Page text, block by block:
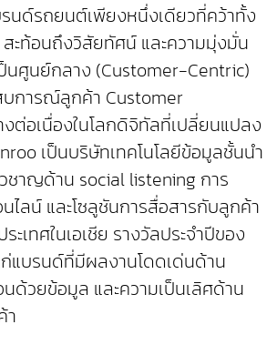
นด์รถยนต์เพียงหนึ่งเดียวที่คว้าทั้ง
ะท้อนถึงวิสัยทัศน์ และความมุ่งมั่น
นศูนย์กลาง (Customer-Centric)
บการณ์ลูกค้า Customer
ต่อเนื่องในโลกดิจิทัลที่เปลี่ยนแปลง
เป็นบริษัทเทคโนโลยีข้อมูลชั้นนำ
ชาญด้าน social listening การ
ไลน์ และโซลูชันการสื่อสารกับลูกค้า
เทศในเอเชีย รางวัลประจำปีของ
แบรนด์ที่มีผลงานโดดเด่นด้าน
ด้วยข้อมูล และความเป็นเลิศด้าน
า